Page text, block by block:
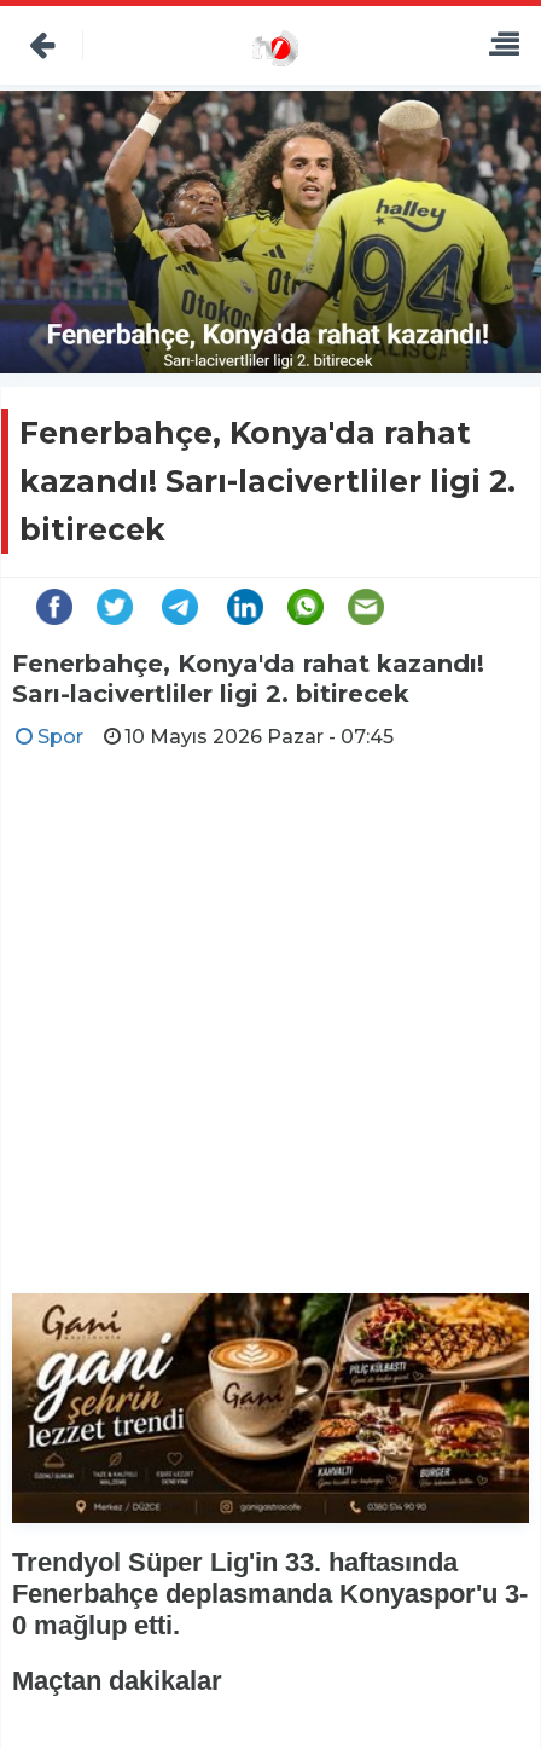
Fenerbahçe, Konya'da rahat
kazandı! Sarı-lacivertliler ligi 2.
bitirecek
Fenerbahçe, Konya'da rahat kazandı!
Sarı-lacivertliler ligi 2. bitirecek
Spor 10 Mayıs 2026 Pazar - 07:45
Trendyol Süper Lig'in 33. haftasında
Fenerbahçe deplasmanda Konyaspor'u 3-
0 mağlup etti.
Maçtan dakikalar